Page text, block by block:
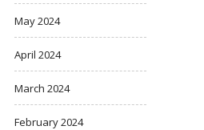
May 2024
April 2024
March 2024
February 2024